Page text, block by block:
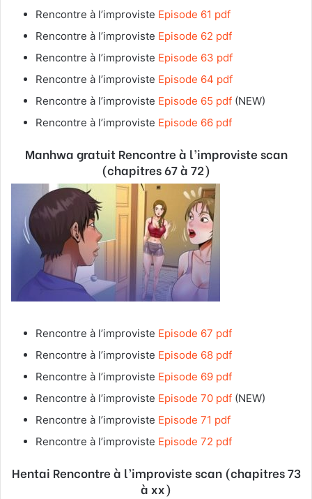
Rencontre à l’improviste Episode 61 pdf
Rencontre à l’improviste Episode 62 pdf
Rencontre à l’improviste Episode 63 pdf
Rencontre à l’improviste Episode 64 pdf
Rencontre à l’improviste Episode 65 pdf (NEW)
Rencontre à l’improviste Episode 66 pdf
Manhwa gratuit Rencontre à l’improviste scan
(chapitres 67 à 72)
Rencontre à l’improviste Episode 67 pdf
Rencontre à l’improviste Episode 68 pdf
Rencontre à l’improviste Episode 69 pdf
Rencontre à l’improviste Episode 70 pdf (NEW)
Rencontre à l’improviste Episode 71 pdf
Rencontre à l’improviste Episode 72 pdf
Hentai Rencontre à l’improviste scan (chapitres 73
à xx)